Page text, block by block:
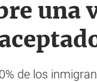
una
de los